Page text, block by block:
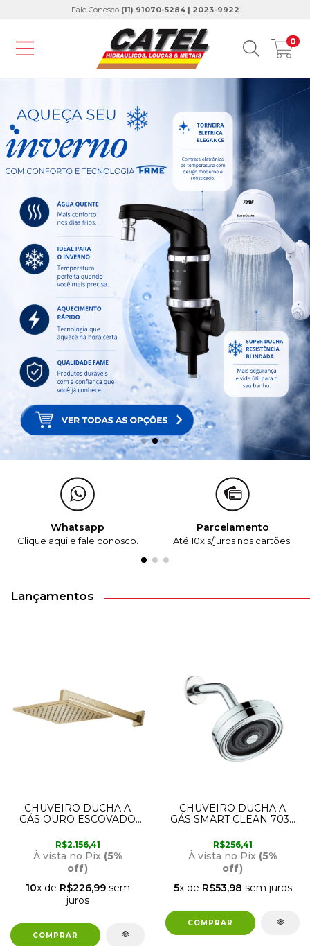
Fale Conosco (11) 91070-5284 | 2023-9922
0
Whatsapp
Clique aqui e fale conosco.
Parcelamento
Até 10x s/juros nos cartões.
Lançamentos
CHUVEIRO DUCHA A
GÁS OURO ESCOVADO
G16 LORENZETTI
R$2.156,41
À vista no Pix (5%
off)
10x de R$226,99sem
juros
CHUVEIRO DUCHA A
GÁS SMART CLEAN 7032
R$256,41
À vista no Pix (5%
off)
5x de R$53,98 sem juros